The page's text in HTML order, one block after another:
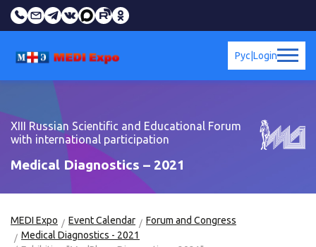
Login
Рус
XIII Russian Scientific and Educational Forum
with international participation
Medical Diagnostics – 2021
MEDI Expo Event Calendar
Forum and Congress
Medical Diagnostics - 2021